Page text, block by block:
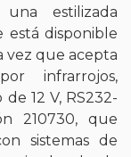
estilizada
está disponible
vez que acepta
infrarrojos,
12 V, RS232-
210730, que
sistemas de